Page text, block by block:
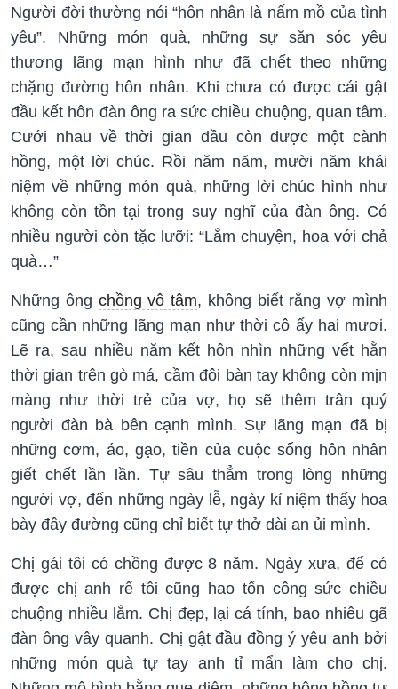
Người đời thường nói “hôn nhân là nấm mồ của tình
yêu”. Những món quà, những sự săn sóc yêu
thương lãng mạn hình như đã chết theo những
chặng đường hôn nhân. Khi chưa có được cái gật
đầu kết hôn đàn ông ra sức chiều chuộng, quan tâm.
Cưới nhau về thời gian đầu còn được một cành
hồng, một lời chúc. Rồi năm năm, mười năm khái
niệm về những món quà, những lời chúc hình như
không còn tồn tại trong suy nghĩ của đàn ông. Có
nhiều người còn tặc lưỡi: “Lắm chuyện, hoa với chả
quà…”
Những ông chồng vô tâm, không biết rằng vợ mình
cũng cần những lãng mạn như thời cô ấy hai mươi.
Lẽ ra, sau nhiều năm kết hôn nhìn những vết hằn
thời gian trên gò má, cầm đôi bàn tay không còn mịn
màng như thời trẻ của vợ, họ sẽ thêm trân quý
người đàn bà bên cạnh mình. Sự lãng mạn đã bị
những cơm, áo, gạo, tiền của cuộc sống hôn nhân
giết chết lần lần. Tự sâu thẳm trong lòng những
người vợ, đến những ngày lễ, ngày kỉ niệm thấy hoa
bày đầy đường cũng chỉ biết tự thở dài an ủi mình.
Chị gái tôi có chồng được 8 năm. Ngày xưa, để có
được chị anh rể tôi cũng hao tốn công sức chiều
chuộng nhiều lắm. Chị đẹp, lại cá tính, bao nhiêu gã
đàn ông vây quanh. Chị gật đầu đồng ý yêu anh bởi
những món quà tự tay anh tỉ mẩn làm cho chị.